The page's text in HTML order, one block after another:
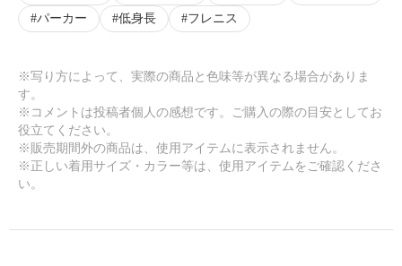
パーカー
低身長 フレニス
※写り方によって、実際の商品と色味等が異なる場合がありま
す。
※コメントは投稿者個人の感想です。ご購入の際の目安としてお
役立てください。
※販売期間外の商品は、使用アイテムに表示されません。
※正しい着用サイズ・カラー等は、使用アイテムをご確認くださ
い。